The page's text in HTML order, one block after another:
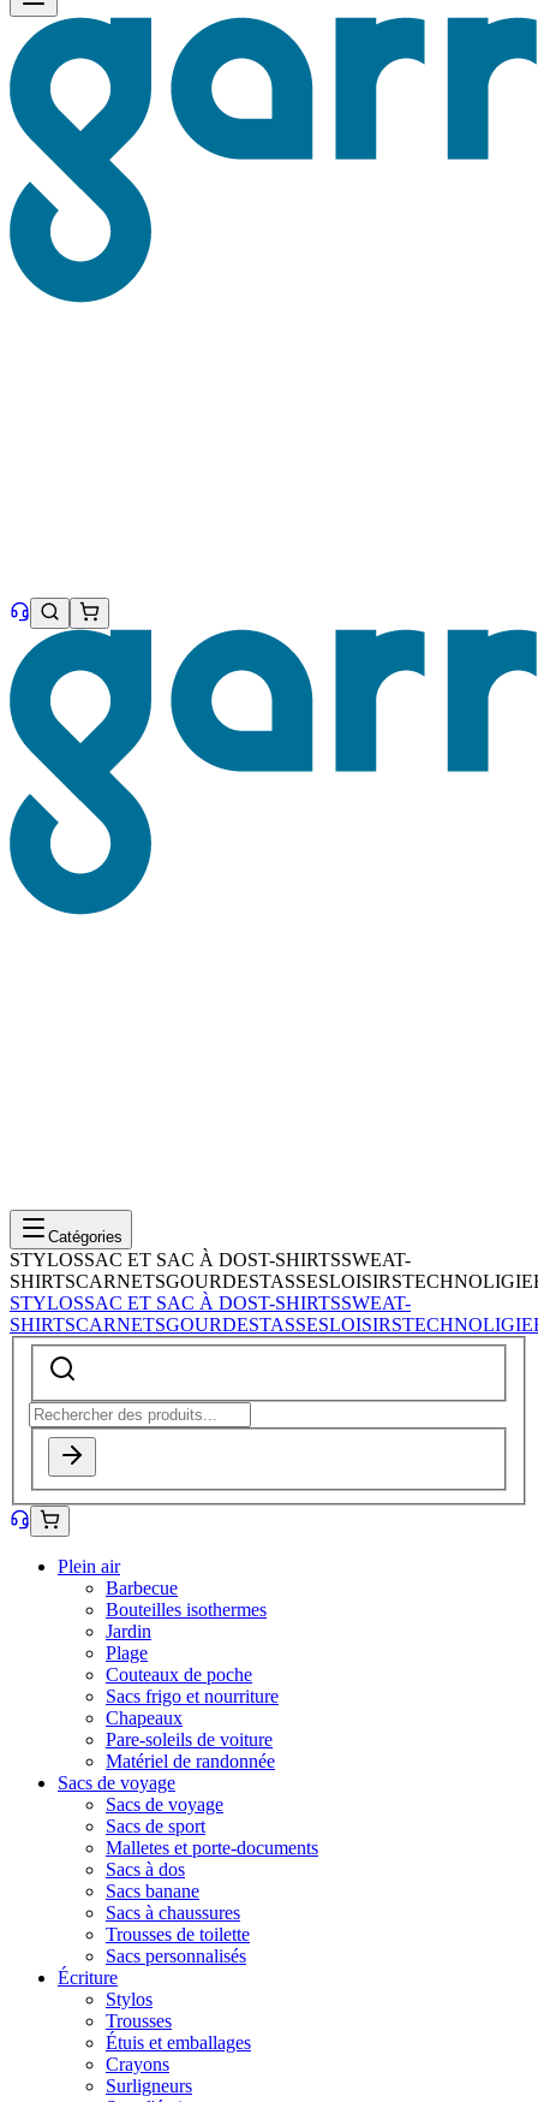
Catégories
STYLOSSAC ET SAC À DOST-SHIRTSSWEAT-
SHIRTSCARNETSGOURDESTASSESLOISIRSTECHNOLIGIE
STYLOSSAC ET SAC À DOST-SHIRTSSWEAT-
SHIRTSCARNETSGOURDESTASSESLOISIRSTECHNOLIGIE
Plein air
Barbecue
Bouteilles isothermes
Jardin
Plage
Couteaux de poche
Sacs frigo et nourriture
Chapeaux
Pare-soleils de voiture
Matériel de randonnée
Sacs de voyage
Sacs de voyage
Sacs de sport
Malletes et porte-documents
Sacs à dos
Sacs banane
Sacs à chaussures
Trousses de toilette
Sacs personnalisés
Écriture
Stylos
Trousses
Étuis et emballages
Crayons
Surligneurs